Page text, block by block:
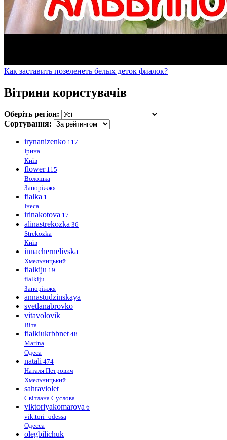
Как заставить позеленеть белых деток фиалок?
Вітрини користувачів
Оберіть регіон:
Сортування:
irynanizenko 117
Ірина
Київ
flower 115
Волошка
Запоріжжя
fialka 1
Інеса
irinakotova 17
alinastrekozka 36
Strekozka
Київ
innachernelivska
Хмельницький
fialkiju 19
fialkiju
Запоріжжя
annastudzinskaya
svetlanabrovko
vitavolovik
Віта
fialkiukrbbnet 48
Marina
Одеса
natali 474
Наталя Петрович
Хмельницький
sahraviolet
Світлана Суслова
viktoriyakomarova 6
vik.tori_odessa
Одесса
olegbilichuk